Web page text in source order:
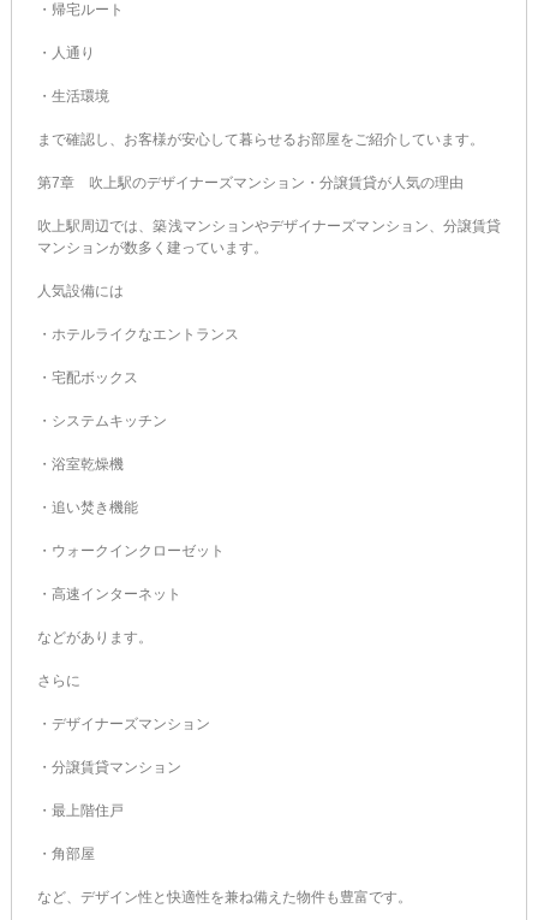
・帰宅ルート
・人通り
・生活環境
まで確認し、お客様が安心して暮らせるお部屋をご紹介しています。
第7章 吹上駅のデザイナーズマンション・分譲賃貸が人気の理由
吹上駅周辺では、築浅マンションやデザイナーズマンション、分譲賃貸
マンションが数多く建っています。
人気設備には
・ホテルライクなエントランス
・宅配ボックス
・システムキッチン
・浴室乾燥機
・追い焚き機能
・ウォークインクローゼット
・高速インターネット
などがあります。
さらに
・デザイナーズマンション
・分譲賃貸マンション
・最上階住戸
・角部屋
など、デザイン性と快適性を兼ね備えた物件も豊富です。